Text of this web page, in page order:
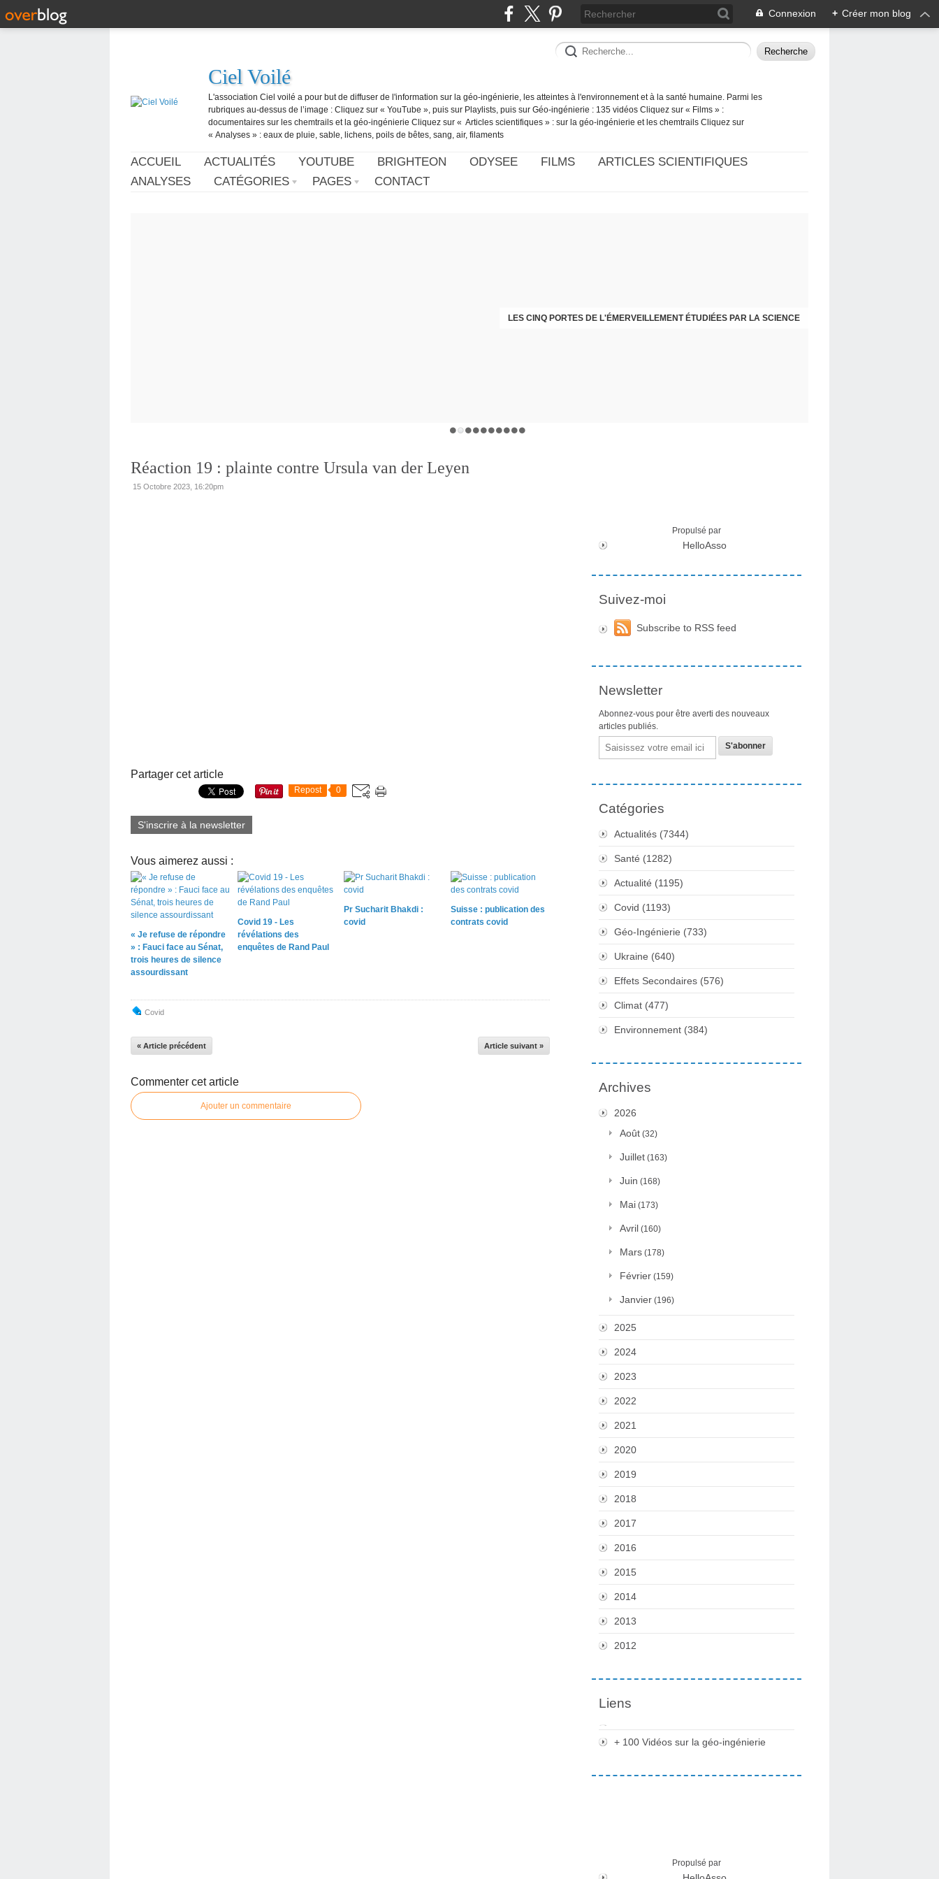
Connexion + Créer mon blog
Ciel Voilé
L'association Ciel voilé a pour but de diffuser de l'information sur la géo-ingénierie, les atteintes à l'environnement et à la santé humaine. Parmi les
rubriques au-dessus de l’image : Cliquez sur « YouTube », puis sur Playlists, puis sur Géo-ingénierie : 135 vidéos Cliquez sur « Films » :
documentaires sur les chemtrails et la géo-ingénierie Cliquez sur « Articles scientifiques » : sur la géo-ingénierie et les chemtrails Cliquez sur
« Analyses » : eaux de pluie, sable, lichens, poils de bêtes, sang, air, filaments
ACCUEIL ACTUALITÉS YOUTUBE BRIGHTEON ODYSEE FILMS
ARTICLES SCIENTIFIQUES
ANALYSES
CATÉGORIES PAGES CONTACT
LES CINQ PORTES DE L'ÉMERVEILLEMENT ÉTUDIÉES PAR LA SCIENCE
CHRISTOPHE PERRET GENTIL : RECEVOIR LE MESSAGE DES PLANTES
Réaction 19 : plainte contre Ursula van der Leyen
15 Octobre 2023, 16:20pm
Partager cet article
Repost 0
S'inscrire à la newsletter
Vous aimerez aussi :
« Je refuse de répondre
» : Fauci face au Sénat,
trois heures de silence
assourdissant
Covid 19 - Les
révélations des
enquêtes de Rand Paul
Pr Sucharit Bhakdi :
covid
Suisse : publication des
contrats covid
Covid
« Article précédent Article suivant »
Commenter cet article
Ajouter un commentaire
Propulsé par
HelloAsso
Suivez-moi
Subscribe to RSS feed
Newsletter
Abonnez-vous pour être averti des nouveaux
articles publiés.
Email
Catégories
Actualités (7344)
Santé (1282)
Actualité (1195)
Covid (1193)
Géo-Ingénierie (733)
Ukraine (640)
Effets Secondaires (576)
Climat (477)
Environnement (384)
Archives
2026
Août (32)
Juillet (163)
Juin (168)
Mai (173)
Avril (160)
Mars (178)
Février (159)
Janvier (196)
2025
2024
2023
2022
2021
2020
2019
2018
2017
2016
2015
2014
2013
2012
Liens
+ 100 Vidéos sur la géo-ingénierie
Propulsé par